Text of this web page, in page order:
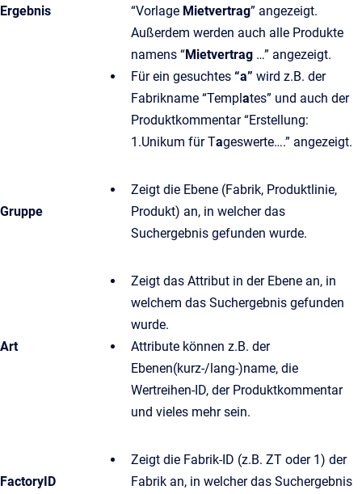
Ergebnis
“Vorlage Mietvertrag” angezeigt.
Außerdem werden auch alle Produkte
namens “Mietvertrag …” angezeigt.
Für ein gesuchtes “a” wird z.B. der
Fabrikname “Templates” und auch der
Produktkommentar “Erstellung:
1.Unikum für Tageswerte….” angezeigt.
Gruppe
Zeigt die Ebene (Fabrik, Produktlinie,
Produkt) an, in welcher das
Suchergebnis gefunden wurde.
Art
Zeigt das Attribut in der Ebene an, in
welchem das Suchergebnis gefunden
wurde.
Attribute können z.B. der
Ebenen(kurz-/lang-)name, die
Wertreihen-ID, der Produktkommentar
und vieles mehr sein.
FactoryID
Zeigt die Fabrik-ID (z.B. ZT oder 1) der
Fabrik an, in welcher das Suchergebnis